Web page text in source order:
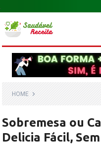
.
HOME
Sobremesa ou
Delicia Fácil,